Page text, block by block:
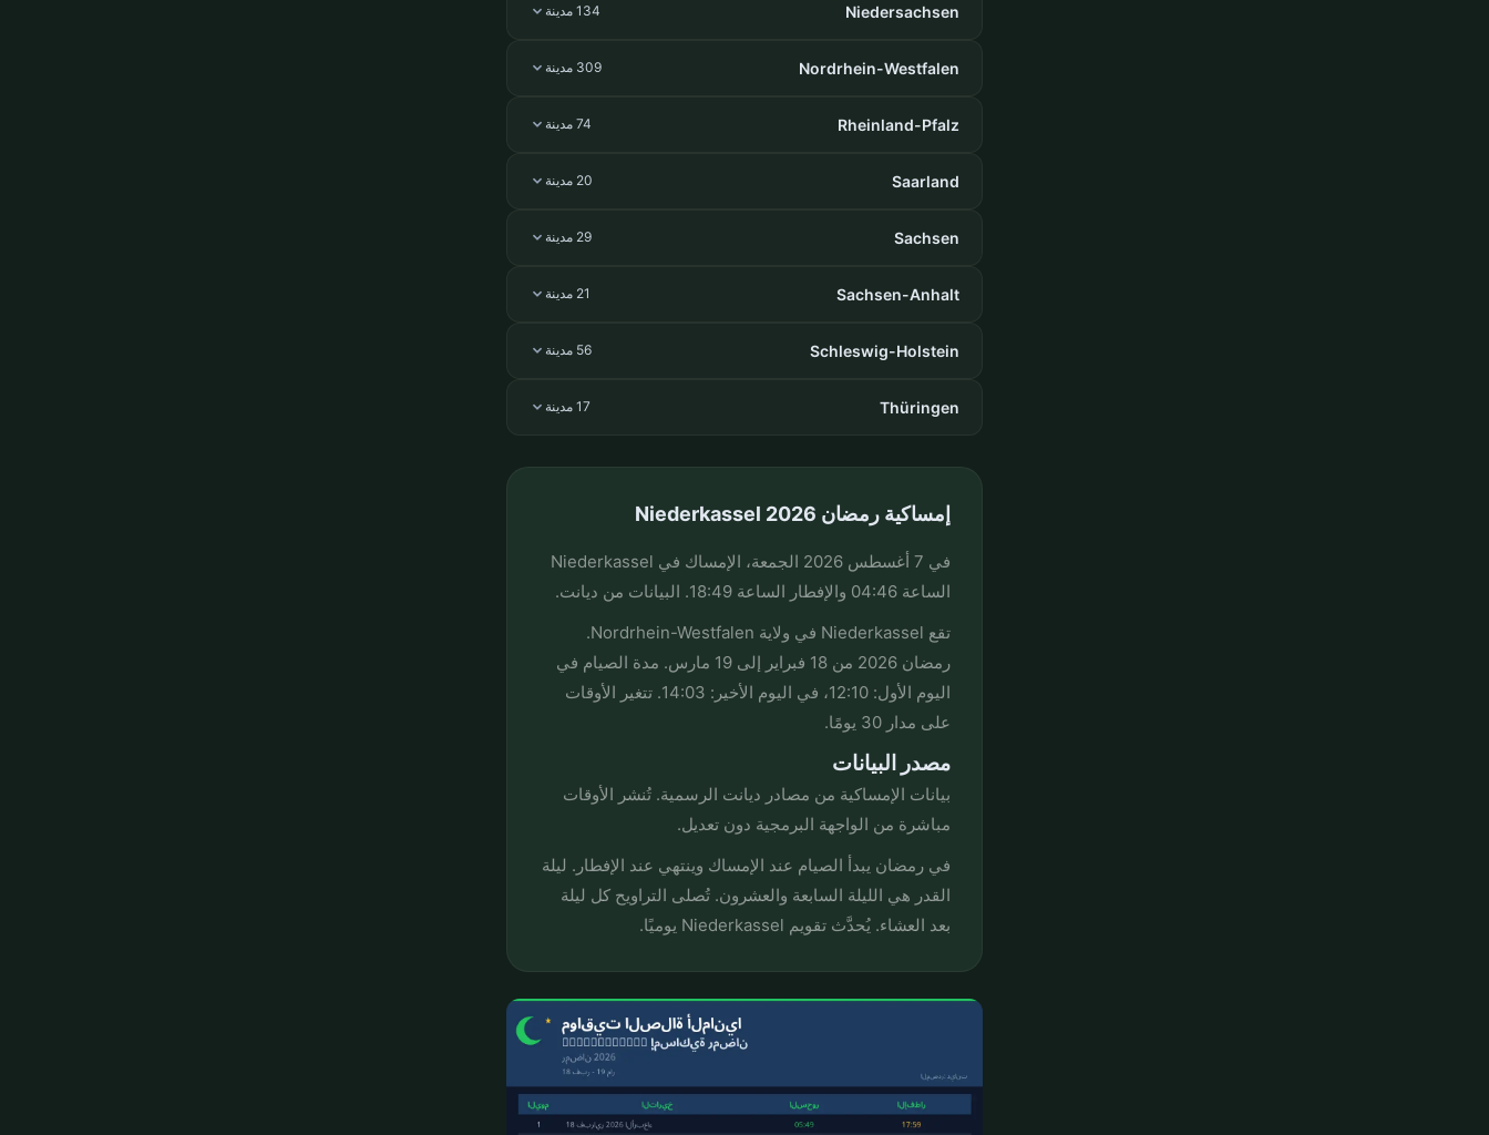
Niedersachsen 134 مدينة
Nordrhein-Westfalen 309 مدينة
Rheinland-Pfalz 74 مدينة
Saarland 20 مدينة
Sachsen 29 مدينة
Sachsen-Anhalt 21 مدينة
Schleswig-Holstein 56 مدينة
Thüringen 17 مدينة
إمساكية رمضان Niederkassel 2026
في 7 أغسطس 2026 الجمعة، الإمساك في Niederkassel
الساعة 04:46 والإفطار الساعة 18:49. البيانات من ديانت.
تقع Niederkassel في ولاية Nordrhein-Westfalen.
رمضان 2026 من 18 فبراير إلى 19 مارس. مدة الصيام في
اليوم الأول: 12:10، في اليوم الأخير: 14:03. تتغير الأوقات
على مدار 30 يومًا.
مصدر البيانات
بيانات الإمساكية من مصادر ديانت الرسمية. تُنشر الأوقات
مباشرة من الواجهة البرمجية دون تعديل.
في رمضان يبدأ الصيام عند الإمساك وينتهي عند الإفطار. ليلة
القدر هي الليلة السابعة والعشرون. تُصلى التراويح كل ليلة
بعد العشاء. يُحدَّث تقويم Niederkassel يوميًا.